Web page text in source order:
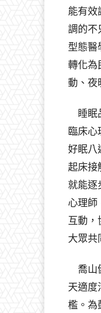
能有效
調的不
型態醫
轉化為
動、夜
睡眠
臨床
好眠八
起床接
就能逐
心理師
互動，
大眾共
喬山
天適度
檻。為